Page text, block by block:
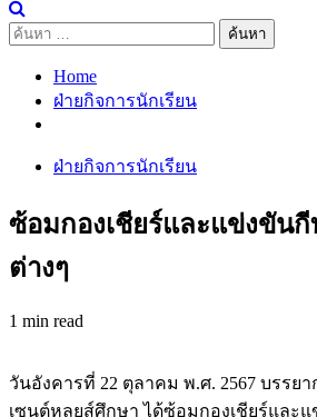
ค้นหา
Home
ฝ่ายกิจการนักเรียน
ฝ่ายกิจการนักเรียน
ซ้อมกองเชียร์และแข่งขันกี
ต่างๆ
1 min read
วันอังคารที่ 22 ตุลาคม พ.ศ. 2567 บรรยา
เซนต์หลุยส์ศึกษา ได้ซ้อมกองเชียร์และ